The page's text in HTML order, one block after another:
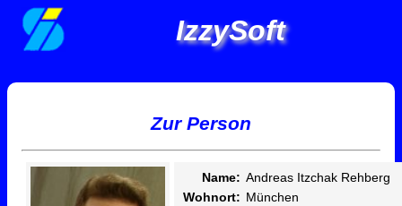
IzzySoft
Zur Person
Name: Andreas Itzchak Rehberg
Wohnort: München